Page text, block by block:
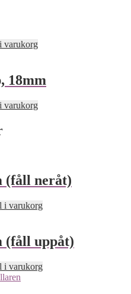
varukorg
18mm
varukorg
(fåll neråt)
i varukorg
(fåll uppåt)
i varukorg